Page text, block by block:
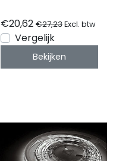
€20,62 €27,23Excl. btw
Vergelijk
Bekijken